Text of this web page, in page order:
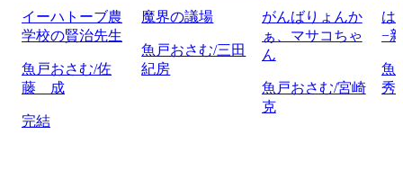
イーハトーブ農
学校の賢治先生
魚戸おさむ/佐
藤 成
完結
魔界の議場
魚戸おさむ/三田
紀房
がんばりょんか
ぁ、マサコちゃ
ん
魚戸おさむ/宮崎
克
は
−
魚
秀